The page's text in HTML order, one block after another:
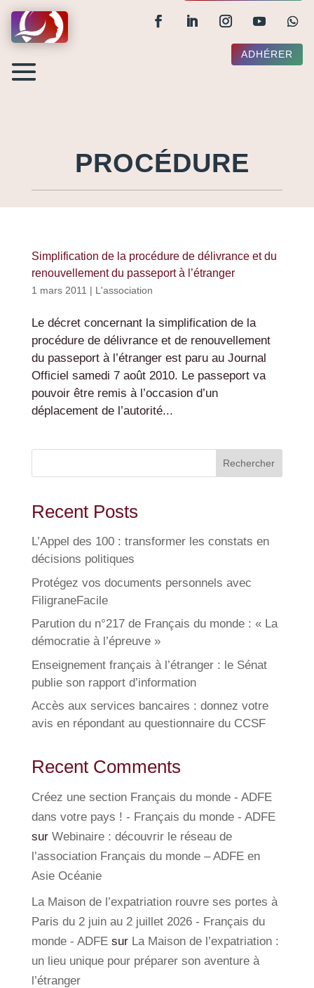
ADHÉRER
PROCÉDURE
Simplification de la procédure de délivrance et du
renouvellement du passeport à l’étranger
1 mars 2011 | L'association
Le décret concernant la simplification de la
procédure de délivrance et de renouvellement
du passeport à l’étranger est paru au Journal
Officiel samedi 7 août 2010. Le passeport va
pouvoir être remis à l’occasion d’un
déplacement de l’autorité...
Rechercher
Recent Posts
L’Appel des 100 : transformer les constats en
décisions politiques
Protégez vos documents personnels avec
FiligraneFacile
Parution du n°217 de Français du monde : « La
démocratie à l’épreuve »
Enseignement français à l’étranger : le Sénat
publie son rapport d’information
Accès aux services bancaires : donnez votre
avis en répondant au questionnaire du CCSF
Recent Comments
Créez une section Français du monde - ADFE
dans votre pays ! - Français du monde - ADFE
sur Webinaire : découvrir le réseau de
l’association Français du monde – ADFE en
Asie Océanie
La Maison de l’expatriation rouvre ses portes à
Paris du 2 juin au 2 juillet 2026 - Français du
monde - ADFEsur La Maison de l’expatriation :
un lieu unique pour préparer son aventure à
l’étranger